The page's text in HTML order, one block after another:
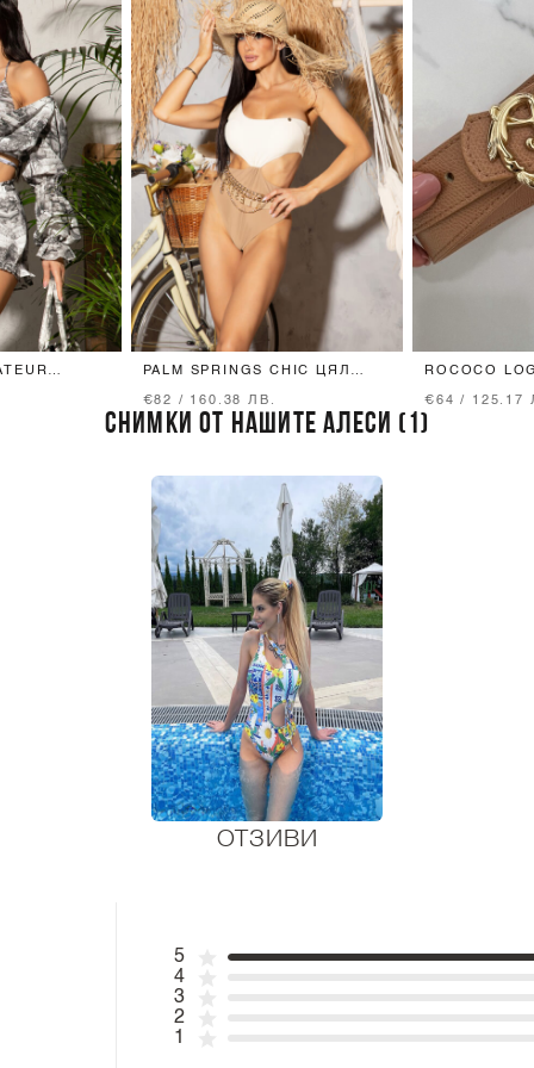
PALM SPRINGS CHIC ЦЯЛ
BEIGE/MOCHA
€82 / 160.38 ЛВ.
ROCOCO
ТОКА
€64 / 125.17
СНИМКИ ОТ НАШИТЕ АЛЕСИ (1)
ОТЗИВИ
5
4
3
2
1